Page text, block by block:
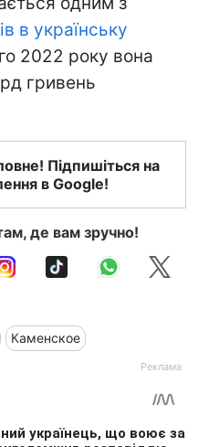
в українську
2022 року вона
гривень
Підпишіться на
в Google!
де вам зручно!
Каменское